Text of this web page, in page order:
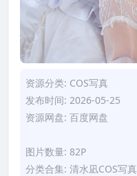
资源分类: COS写真
发布时间: 2026-05-25
资源网盘: 百度网盘
图片数量: 82P
分类合集: 清水凪COS写真